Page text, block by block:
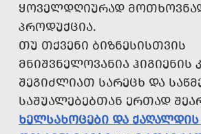
ᲧᲝᲕᲔᲚᲓᲦᲘᲣᲠᲐᲓ
ᲞᲠᲝᲓᲣᲥᲪᲘᲐ.
ᲗᲣ ᲗᲥᲕᲔᲜᲘ ᲑᲘᲖᲜᲔᲡᲘᲡᲗᲕᲘᲡ
ᲛᲜᲘᲨᲕᲜᲔᲚᲝᲕᲐᲜᲘᲐ
ᲨᲔᲒᲘᲫᲚᲘᲐᲗ ᲡᲐᲠᲔᲪᲮ ᲓᲐ
ᲡᲐᲨᲣᲐᲚᲔᲑᲔᲑᲗᲐᲜ ᲔᲠᲗᲐᲓ
ᲮᲔᲚᲡᲐᲮᲝᲪᲔᲑᲘ ᲓᲐ